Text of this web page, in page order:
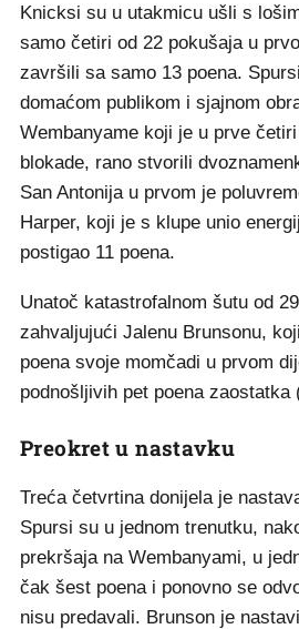
Knicksi su u utakmicu ušli s
samo četiri od 22 pokušaja u
završili sa samo 13 poena.
domaćom publikom i sjajnom
Wembanyame koji je u prve
blokade, rano stvorili
San Antonija u prvom je
Harper, koji je s klupe unio
postigao 11 poena.
Unatoč katastrofalnom šutu od
zahvaljujući Jalenu Brunsonu,
poena svoje momčadi u prvom
podnošljivih pet poena zaostatka
Preokret u nastavku
Treća četvrtina donijela je
Spursi su u jednom trenutku,
prekršaja na Wembanyami, u
čak šest poena i ponovno se
nisu predavali. Brunson je